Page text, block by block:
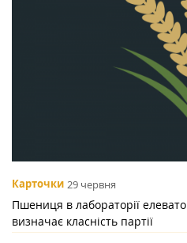
Карточки 29 червня
Пшениця в лабораторії
визначає класність партії